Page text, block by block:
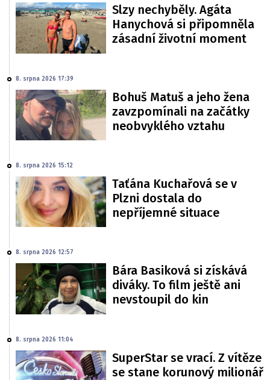
Slzy nechyběly. Agáta
Hanychová si připomněla
zásadní životní moment
8. srpna 2026 17:39
Bohuš Matuš a jeho žena
zavzpomínali na začátky
neobvyklého vztahu
8. srpna 2026 15:12
Taťána Kuchařová se v
Plzni dostala do
nepříjemné situace
8. srpna 2026 12:57
Bára Basiková si získává
diváky. To film ještě ani
nevstoupil do kin
8. srpna 2026 11:04
SuperStar se vrací. Z vítěze
se stane korunový milionář